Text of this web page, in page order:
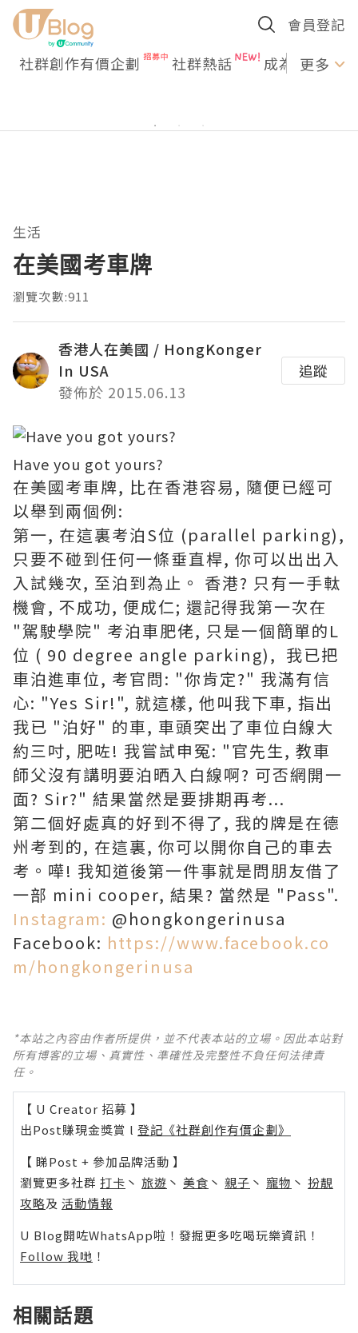
會員登記
社群創作有價企劃 社群熱話 成為U更多
生活
在美國考車牌
瀏覽次數:911
香港人在美國 / HongKonger
In USA
發佈於 2015.06.13
追蹤
Have you got yours?
在美國考車牌, 比在香港容易, 隨便已經可
以舉到兩個例:
第一, 在這裏考泊S位 (parallel parking),
只要不碰到任何一條垂直桿, 你可以出出入
入試幾次, 至泊到為止。 香港? 只有一手軚
機會, 不成功, 便成仁; 還記得我第一次在
"駕駛學院" 考泊車肥佬, 只是一個簡單的L
位 ( 90 degree angle parking), 我已把
車泊進車位, 考官問: "你肯定?" 我滿有信
心: "Yes Sir!", 就這樣, 他叫我下車, 指出
我已 "泊好" 的車, 車頭突出了車位白線大
約三吋, 肥咗! 我嘗試申冤: "官先生, 教車
師父沒有講明要泊晒入白線啊? 可否網開一
面? Sir?" 結果當然是要排期再考...
第二個好處真的好到不得了, 我的牌是在德
州考到的, 在這裏, 你可以開你自己的車去
考。嘩! 我知道後第一件事就是問朋友借了
一部 mini cooper, 結果? 當然是 "Pass".
Instagram: @hongkongerinusa
Facebook: https://www.facebook.co
m/hongkongerinusa
*本站之內容由作者所提供，並不代表本站的立場。因此本站對
所有博客的立場、真實性、準確性及完整性不負任何法律責
任。
【 U Creator 招募 】
出Post賺現金獎賞 l 登記《社群創作有價企劃》
【 睇Post + 參加品牌活動 】
瀏覽更多社群 打卡 丶 旅遊 丶 美食 丶 親子 丶 寵物 丶 扮靚
攻略及 活動情報
U Blog開咗WhatsApp啦！發掘更多吃喝玩樂資訊！
Follow 我哋 ！
相關話題